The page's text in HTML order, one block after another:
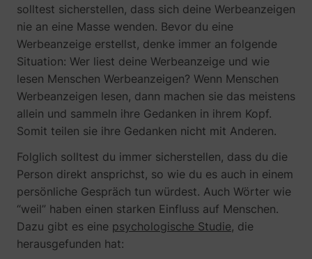
muc_ads Twitter Inc.
solltest sicherstellen, dass sich deine Werbeanzeigen
nie an eine Masse wenden. Bevor du eine
Werbeanzeige erstellst, denke immer an folgende
Situation: Wer liest deine Werbeanzeige und wie
lesen Menschen Werbeanzeigen? Wenn Menschen
Werbeanzeigen lesen, dann machen sie das meistens
allein und sammeln ihre Gedanken in ihrem Kopf.
Somit teilen sie ihre Gedanken nicht mit Anderen.
Folglich solltest du immer sicherstellen, dass du die
Person direkt ansprichst, so wie du es auch in einem
persönliche Gespräch tun würdest. Auch Wörter wie
“weil” haben einen starken Einfluss auf Menschen.
Dazu gibt es eine psychologische Studie, die
herausgefunden hat: